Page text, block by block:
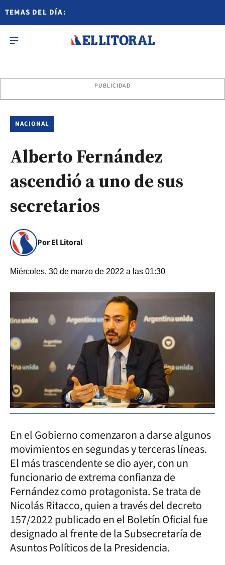
TEMAS DEL DÍA:
PUBLICIDAD
NACIONAL
Alberto Fernández
ascendió a uno de sus
secretarios
Por El Litoral
Miércoles, 30 de marzo de 2022 a las 01:30
En el Gobierno comenzaron a darse algunos
movimientos en segundas y terceras líneas.
El más trascendente se dio ayer, con un
funcionario de extrema confianza de
Fernández como protagonista. Se trata de
Nicolás Ritacco, quien a través del decreto
157/2022 publicado en el Boletín Oficial fue
designado al frente de la Subsecretaría de
Asuntos Políticos de la Presidencia.